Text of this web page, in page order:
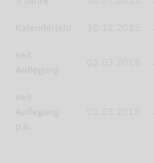
Kalenderjahr 30.12.2025
seit
Auflegung
01.03.2018
seit
Auflegung
p.a.
01.03.2018